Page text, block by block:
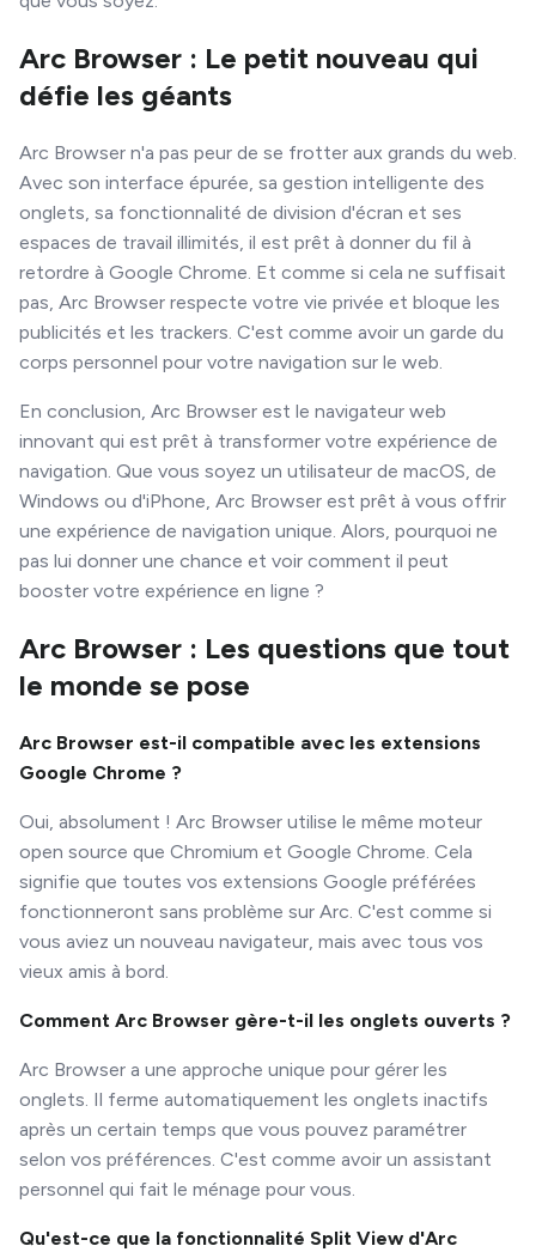
Arc Browser : Le petit nouveau qui
défie les géants
Arc Browser n'a pas peur de se frotter aux grands du web.
Avec son interface épurée, sa gestion intelligente des
onglets, sa fonctionnalité de division d'écran et ses
espaces de travail illimités, il est prêt à donner du fil à
retordre à Google Chrome. Et comme si cela ne suffisait
pas, Arc Browser respecte votre vie privée et bloque les
publicités et les trackers. C'est comme avoir un garde du
corps personnel pour votre navigation sur le web.
En conclusion, Arc Browser est le navigateur web
innovant qui est prêt à transformer votre expérience de
navigation. Que vous soyez un utilisateur de macOS, de
Windows ou d'iPhone, Arc Browser est prêt à vous offrir
une expérience de navigation unique. Alors, pourquoi ne
pas lui donner une chance et voir comment il peut
booster votre expérience en ligne ?
Arc Browser : Les questions que tout
le monde se pose
Arc Browser est-il compatible avec les extensions
Google Chrome ?
Oui, absolument ! Arc Browser utilise le même moteur
open source que Chromium et Google Chrome. Cela
signifie que toutes vos extensions Google préférées
fonctionneront sans problème sur Arc. C'est comme si
vous aviez un nouveau navigateur, mais avec tous vos
vieux amis à bord.
Comment Arc Browser gère-t-il les onglets ouverts ?
Arc Browser a une approche unique pour gérer les
onglets. Il ferme automatiquement les onglets inactifs
après un certain temps que vous pouvez paramétrer
selon vos préférences. C'est comme avoir un assistant
personnel qui fait le ménage pour vous.
Qu'est-ce que la fonctionnalité Split View d'Arc